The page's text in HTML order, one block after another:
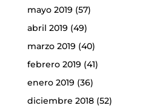
mayo 2019 (57)
abril 2019 (49)
marzo 2019 (40)
febrero 2019 (41)
enero 2019 (36)
diciembre 2018(52)